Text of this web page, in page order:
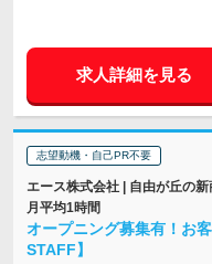
求人詳細を見る
志望動機・自己PR不要
エース株式会社 | 自由が丘の
月平均1時間
オープニング募集有！お
STAFF】